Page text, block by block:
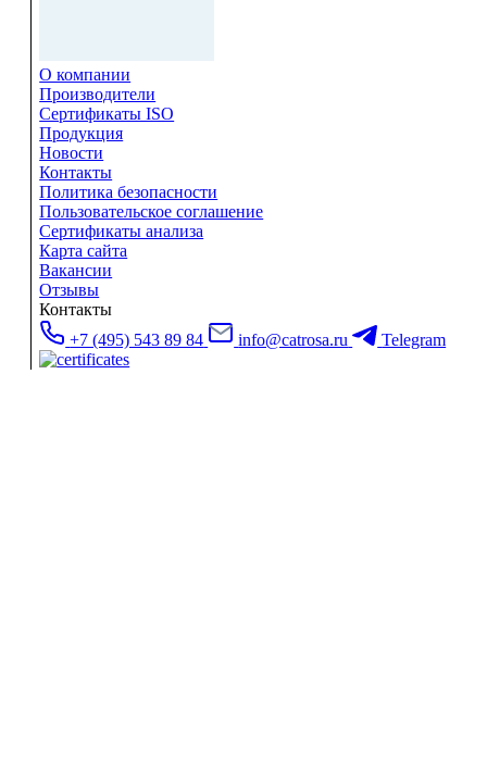
О компании
Производители
Сертификаты ISO
Продукция
Новости
Контакты
Политика безопасности
Пользовательское соглашение
Сертификаты анализа
Карта сайта
Вакансии
Отзывы
Контакты
+7 (495) 543 89 84
info@catrosa.ru Telegram